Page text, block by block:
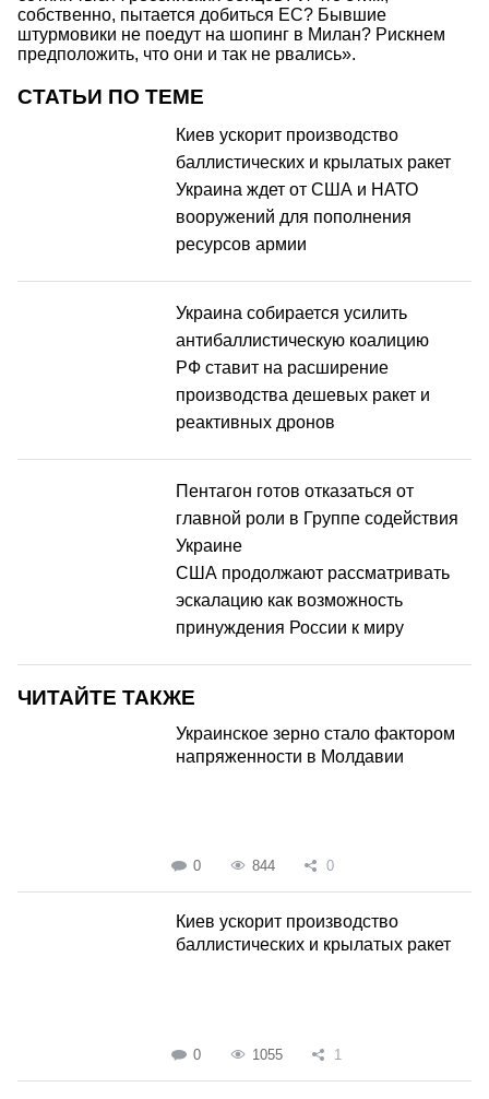
собственно, пытается добиться ЕС? Бывшие
штурмовики не поедут на шопинг в Милан? Рискнем
предположить, что они и так не рвались».
СТАТЬИ ПО ТЕМЕ
Киев ускорит производство
баллистических и крылатых ракет
Украина ждет от США и НАТО
вооружений для пополнения
ресурсов армии
Украина собирается усилить
антибаллистическую коалицию
РФ ставит на расширение
производства дешевых ракет и
реактивных дронов
Пентагон готов отказаться от
главной роли в Группе содействия
Украине
США продолжают рассматривать
эскалацию как возможность
принуждения России к миру
ЧИТАЙТЕ ТАКЖЕ
Украинское зерно стало фактором
напряженности в Молдавии
0 844 0
Киев ускорит производство
баллистических и крылатых ракет
0 1055 1